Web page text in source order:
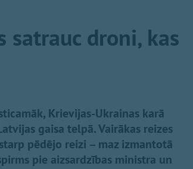
droni, kas
Krievijas-Ukrainas karā
gaisa telpā. Vairākas reizes
pēdējo reizi – maz izmantotā
pie aizsardzības ministra un